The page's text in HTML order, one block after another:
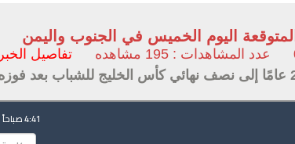
اليوم الخميس في الجنوب واليمن
عدد المشاهدات : 195 مشاهده تفاصيل الخبر